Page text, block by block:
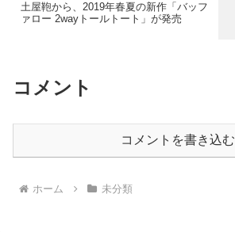
土屋鞄から、2019年春夏の新作「バッフ
ァロー 2wayトールトート」が発売
コメント
コメントを書き込む
ホーム 未分類